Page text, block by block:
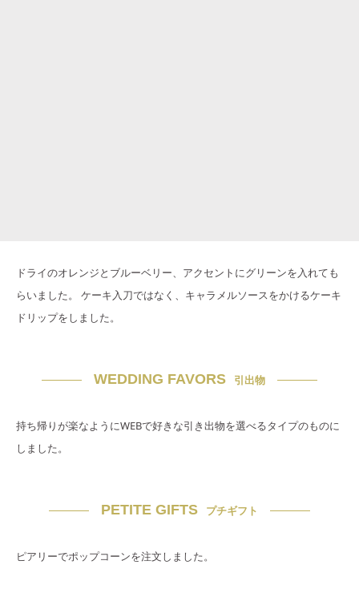
ドライのオレンジとブルーベリー、アクセントにグリーンを入れても
らいました。 ケーキ入刀ではなく、キャラメルソースをかけるケーキ
ドリップをしました。
WEDDING FAVORS 引出物
持ち帰りが楽なようにWEBで好きな引き出物を選べるタイプのものに
しました。
PETITE GIFTS プチギフト
ピアリーでポップコーンを注文しました。